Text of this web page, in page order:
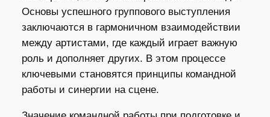
Основы успешного группового выступления
заключаются в гармоничном взаимодействии
между артистами, где каждый играет важную
роль и дополняет других. В этом процессе
ключевыми становятся принципы командной
работы и синергии на сцене.